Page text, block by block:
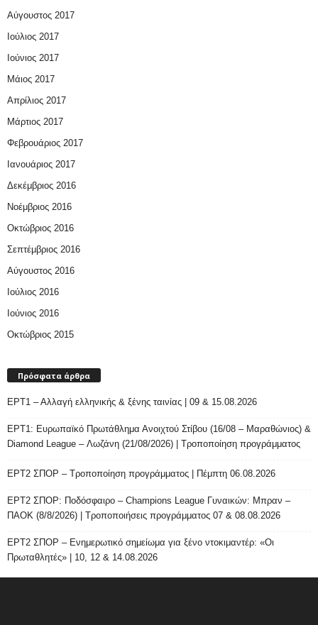
Αύγουστος 2017
Ιούλιος 2017
Ιούνιος 2017
Μάιος 2017
Απρίλιος 2017
Μάρτιος 2017
Φεβρουάριος 2017
Ιανουάριος 2017
Δεκέμβριος 2016
Νοέμβριος 2016
Οκτώβριος 2016
Σεπτέμβριος 2016
Αύγουστος 2016
Ιούλιος 2016
Ιούνιος 2016
Οκτώβριος 2015
Πρόσφατα άρθρα
ΕΡΤ1 – Αλλαγή ελληνικής & ξένης ταινίας | 09 & 15.08.2026
ΕΡΤ1: Ευρωπαϊκό Πρωτάθλημα Ανοιχτού Στίβου (16/08 – Μαραθώνιος) &
Diamond League – Λωζάνη (21/08/2026) | Τροποποίηση προγράμματος
ΕΡΤ2 ΣΠΟΡ – Τροποποίηση προγράμματος | Πέμπτη 06.08.2026
ΕΡΤ2 ΣΠΟΡ: Ποδόσφαιρο – Champions League Γυναικών: Μπραν –
ΠΑΟΚ (8/8/2026) | Τροποποιήσεις προγράμματος 07 & 08.08.2026
ΕΡΤ2 ΣΠΟΡ – Ενημερωτικό σημείωμα για ξένο ντοκιμαντέρ: «Οι
Πρωταθλητές» | 10, 12 & 14.08.2026